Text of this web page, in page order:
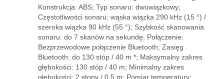
Konstrukcja: ABS; Typ sonaru: dwuwiązkowy;
Częstotliwości sonaru: wąska wiązka 290 kHz (15 °) /
szeroka wiązka 90 kHz (55 °); Szybkość skanowania
sonaru: do 7 skanów na sekundę; Połączenie:
Bezprzewodowe połączenie Bluetooth; Zasięg
Bluetooth: do 130 stóp / 40 m *; Maksymalny zakres
głębokości: 130 stóp / 40 m; Minimalny zakres
głębokości: 2 stopy / 0,5 m; Pomiar temperatury: